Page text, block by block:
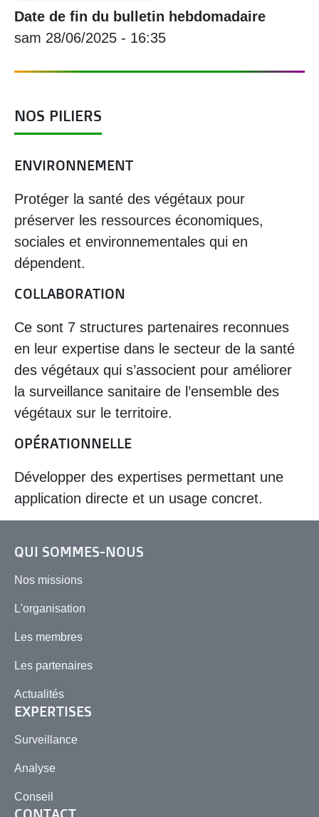
Date de fin du bulletin hebdomadaire
sam 28/06/2025 - 16:35
NOS PILIERS
ENVIRONNEMENT
Protéger la santé des végétaux pour
préserver les ressources économiques,
sociales et environnementales qui en
dépendent.
COLLABORATION
Ce sont 7 structures partenaires reconnues
en leur expertise dans le secteur de la santé
des végétaux qui s’associent pour améliorer
la surveillance sanitaire de l’ensemble des
végétaux sur le territoire.
OPÉRATIONNELLE
Développer des expertises permettant une
application directe et un usage concret.
QUI SOMMES-NOUS
Nos missions
L'organisation
Les membres
Les partenaires
Actualités
EXPERTISES
Surveillance
Analyse
Conseil